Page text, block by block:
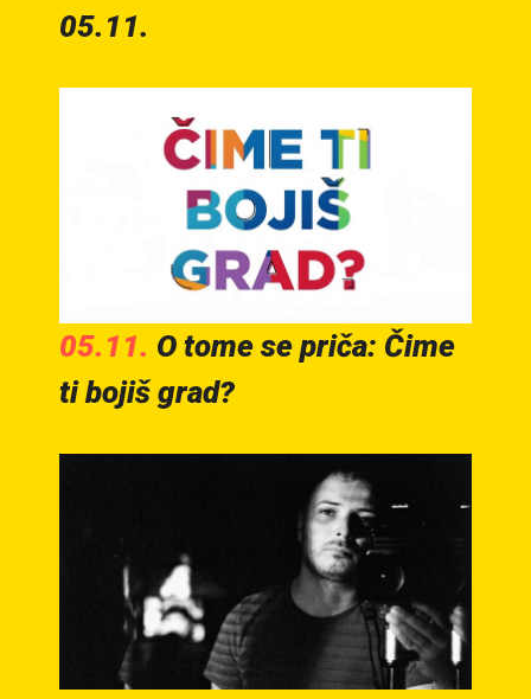
05.11.
05.11. O tome se priča: Čime
ti bojiš grad?